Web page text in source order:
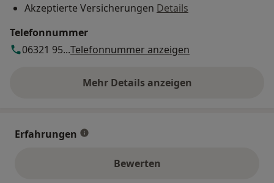
Akzeptierte Versicherungen Details
Telefonnummer
06321 95...Telefonnummer anzeigen
Mehr Details anzeigen
über die Adresse
Erfahrungen
Bewerten